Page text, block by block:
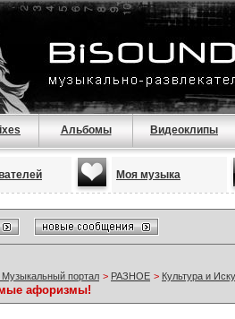
Альбомы Видеоклипы
Моя музыка
Музыкальный портал > РАЗНОЕ > Культура и
афоризмы!